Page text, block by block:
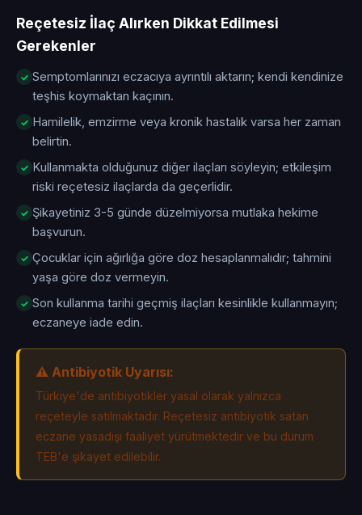
Reçetesiz İlaç Alırken Dikkat Edilmesi
Gerekenler
Semptomlarınızı eczacıya ayrıntılı aktarın; kendi kendinize
teşhis koymaktan kaçının.
Hamilelik, emzirme veya kronik hastalık varsa her zaman
belirtin.
Kullanmakta olduğunuz diğer ilaçları söyleyin; etkileşim
riski reçetesiz ilaçlarda da geçerlidir.
Şikayetiniz 3-5 günde düzelmiyorsa mutlaka hekime
başvurun.
Çocuklar için ağırlığa göre doz hesaplanmalıdır; tahmini
yaşa göre doz vermeyin.
Son kullanma tarihi geçmiş ilaçları kesinlikle kullanmayın;
eczaneye iade edin.
⚠️ Antibiyotik Uyarısı:
Türkiye'de antibiyotikler yasal olarak yalnızca
reçeteyle satılmaktadır. Reçetesiz antibiyotik satan
eczane yasadışı faaliyet yürütmektedir ve bu durum
TEB'e şikayet edilebilir.